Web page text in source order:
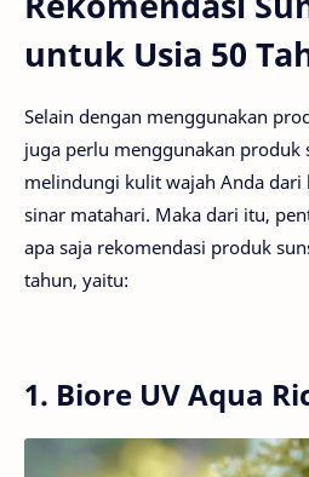
untuk Usia 50
Selain dengan menggunakan
juga perlu menggunakan produk
melindungi kulit wajah Anda dari
sinar matahari. Maka dari itu,
apa saja rekomendasi produk
tahun, yaitu:
1. Biore UV Aqua